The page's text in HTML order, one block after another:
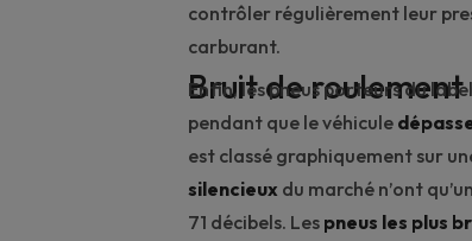
contrôler régulièrement leur
carburant.
Bruit de
Enfin, les pneus porteurs du
pendant que le véhicule
est classé graphiquement sur
silencieux du marché n’ont
71 décibels. Les pneus les plus